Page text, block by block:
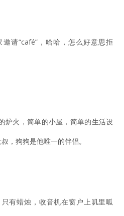
请“café”，哈哈，怎么好意思拒
炉火，简单的小屋，简单的生活设
，狗狗是他唯一的伴侣。
有蜡烛，收音机在窗户上叽里呱